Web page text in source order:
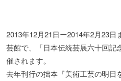
2013年12月21日ー2014年2月23
芸館で、「日本伝統芸展六十回
催されます。
去年刊行の拙本『美術工芸の明日